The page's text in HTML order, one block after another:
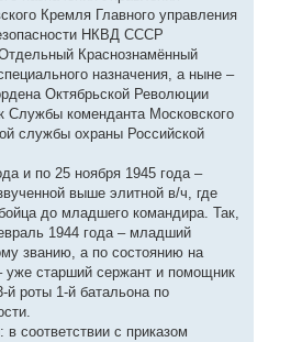
Кремля Главного управления
НКВД СССР
Краснознамённый
назначения, а ныне –
Октябрьской Революции
Службы коменданта Московского
службы охраны Российской
и по 25 ноября 1945 года –
выше элитной в/ч, где
до младшего командира. Так,
1944 года – младший
званию, а по состоянию на
уже старший сержант и помощник
й роты 1-й батальона по
в соответствии с приказом